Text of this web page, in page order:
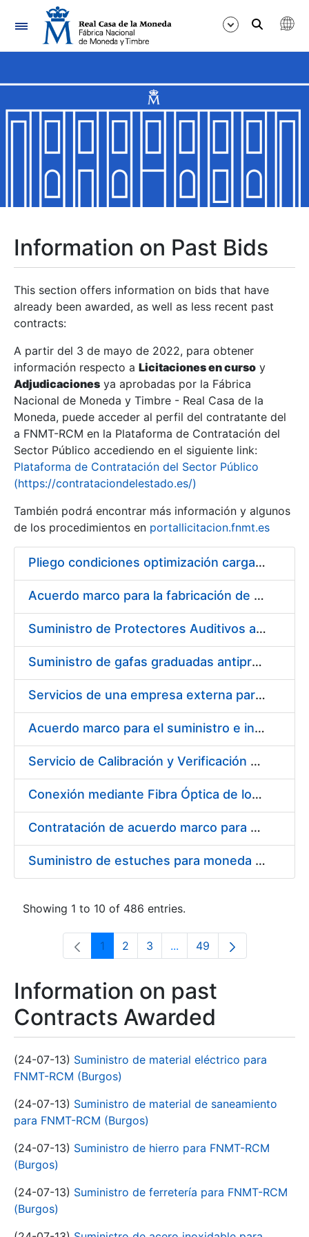
Navigation
Show/Hide
Show/Hide
Show/Hide
Show/Hide
Show/Hide
Show/Hide
Information on Past Bids
This section offers information on bids that have
already been awarded, as well as less recent past
contracts:
A partir del 3 de mayo de 2022, para obtener
información respecto a Licitaciones en curso y
Adjudicaciones ya aprobadas por la Fábrica
Nacional de Moneda y Timbre - Real Casa de la
Moneda, puede acceder al perfil del contratante del
a FNMT-RCM en la Plataforma de Contratación del
Sector Público accediendo en el siguiente link:
Plataforma de Contratación del Sector Público
(https://contrataciondelestado.es/)
También podrá encontrar más información y algunos
de los procedimientos en portallicitacion.fnmt.es
Pliego condiciones optimización cargas compras firmado
Acuerdo marco para la fabricación de piezas
Suministro de Protectores Auditivos a medida para las personas trabajadoras de los Centros de Trabajo de Madrid y Burgos
Suministro de gafas graduadas antiproyecciones para los trabajadores de la FNMT-RCM en los centros de trabajo de Madrid y Burgos
Servicios de una empresa externa para el asesoramiento y resolución de los recursos de alzada que se presentan relacionados con procesos de selección para la FNMT-RCM
Acuerdo marco para el suministro e instalación de persianas, estores y otros complementos
Servicio de Calibración y Verificación Externa de los Equipos de Medición del Servicio de Prevención de la FNMT-RCM
Conexión mediante Fibra Óptica de los Centros de Proceso de Datos (CPDs) de las sedes de la FNMT-RCM de Burgos y Madrid
Contratación de acuerdo marco para el Suministro de Material de Electricidad para la Fábrica Nacional de Moneda y Timbre-Real Casa de la Moneda en su centro de trabajo de Burgos
Suministro de estuches para moneda de 30 €
Showing 1 to 10 of 486 entries.
Page
1 Page
2 Page
3 ...Intermediate Pages Use
Page
49
Information on past
Contracts Awarded
(24-07-13) Suministro de material eléctrico para
FNMT-RCM (Burgos)
(24-07-13) Suministro de material de saneamiento
para FNMT-RCM (Burgos)
(24-07-13) Suministro de hierro para FNMT-RCM
(Burgos)
(24-07-13) Suministro de ferretería para FNMT-RCM
(Burgos)